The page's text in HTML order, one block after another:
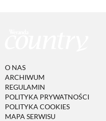
O NAS
ARCHIWUM
REGULAMIN
POLITYKA PRYWATNOŚCI
POLITYKA COOKIES
MAPA SERWISU